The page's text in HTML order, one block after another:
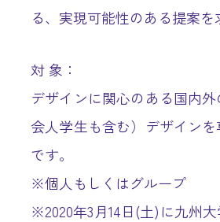
る、実現可能性のある提案を
対 象：
デザインに関心のある国内
会人学生も含む）デザイン
です。
※個人もしくはグループ
※2020年3月14日(土)に九州